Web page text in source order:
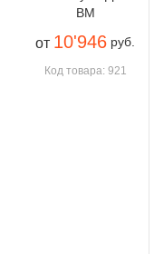
BM
от 10'946 руб.
Код товара: 921